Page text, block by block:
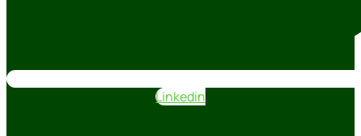
Linkedin